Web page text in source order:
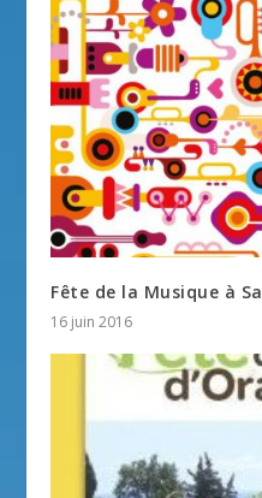
Fête de la Musique à
16 juin 2016